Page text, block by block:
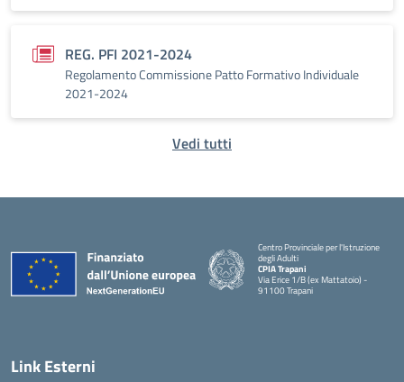
REG. PFI 2021-2024
Regolamento Commissione Patto Formativo Individuale
2021-2024
Vedi tutti
Centro Provinciale per l'Istruzione
degli Adulti
CPIA Trapani
Via Erice 1/B (ex Mattatoio) -
91100 Trapani
Link Esterni